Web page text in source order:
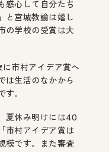
感心して自分たち
と宮城教諭は嬉し
の学校の受賞は大
市村アイデア賞へ
は生活のなかから
。
夏休み明けには40
市村アイデア賞は
模です。また審査